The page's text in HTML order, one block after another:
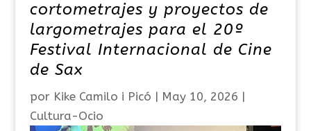
cortometrajes y proyectos de
largometrajes para el 20º
Festival Internacional de Cine
de Sax
por Kike Camilo i Picó | May 10, 2026 |
Cultura-Ocio